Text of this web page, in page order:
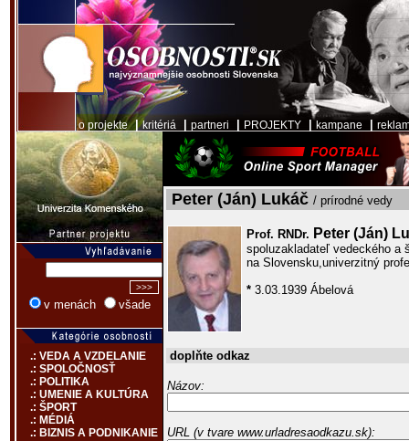
o projekte|kritériá partneri PROJEKTY kampane
v menách všade
.: VEDA A VZDELANIE
.: SPOLOČNOSŤ
.: POLITIKA
.: UMENIE A KULTÚRA
.: ŠPORT
.: MÉDIÁ
.: BIZNIS A PODNIKANIE
Peter (Ján) Lukáč / prírodné vedy
Prof. RNDr. Peter (Ján)
spoluzakladateľ vedeckého a
na Slovensku,univerzitný
* 3.03.1939 Ábelová
doplňte odkaz
Názov:
URL (v tvare www.urladresaodkazu.sk):